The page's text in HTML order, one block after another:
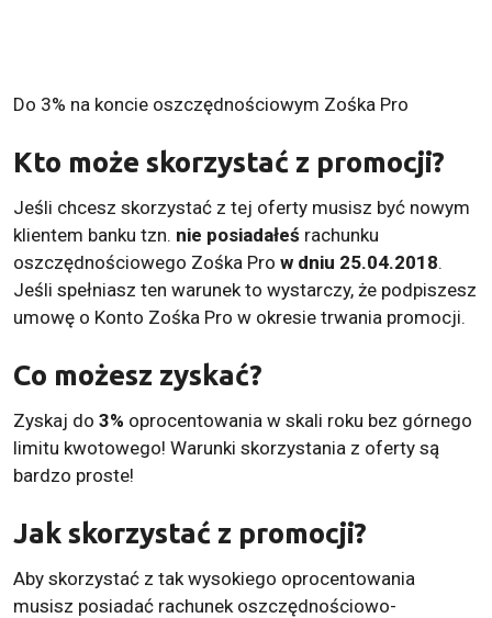
Do 3% na koncie oszczędnościowym Zośka Pro
Kto może skorzystać z promocji?
Jeśli chcesz skorzystać z tej oferty musisz być nowym
klientem banku tzn. nie posiadałeś rachunku
oszczędnościowego Zośka Pro w dniu 25.04.2018.
Jeśli spełniasz ten warunek to wystarczy, że podpiszesz
umowę o Konto Zośka Pro w okresie trwania promocji.
Co możesz zyskać?
Zyskaj do 3% oprocentowania w skali roku bez górnego
limitu kwotowego! Warunki skorzystania z oferty są
bardzo proste!
Jak skorzystać z promocji?
Aby skorzystać z tak wysokiego oprocentowania
musisz posiadać rachunek oszczędnościowo-